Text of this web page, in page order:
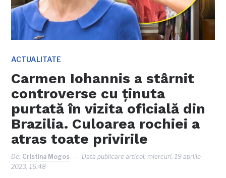
ACTUALITATE
Carmen Iohannis a stârnit
controverse cu ținuta
purtată în vizita oficială din
Brazilia. Culoarea rochiei a
atras toate privirile
De: Cristina Mogos Data publicare articol:miercuri, 19 aprilie
2023, 16:48